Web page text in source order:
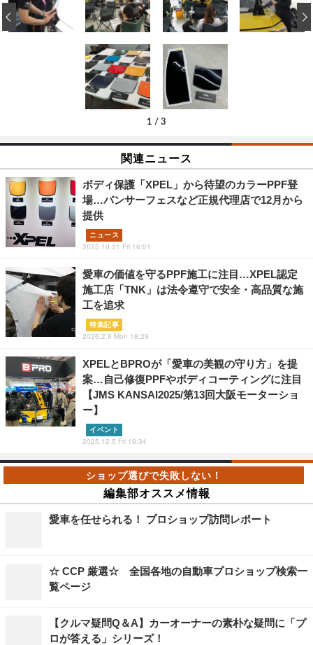
1 / 3
‹
関連ニュース
ボディ保護「XPEL」から待望のカラーPPF登
場…パンサーフェスなど正規代理店で12月から
提供
ニュース
2025.10.31 Fri 16:01
愛車の価値を守るPPF施工に注目…XPEL認定
施工店「TNK」は法令遵守で安全・高品質な施
工を追求
特集記事
2026.2.9 Mon 18:29
XPELとBPROが「愛車の美観の守り方」を提
案…自己修復PPFやボディコーティングに注目
【JMS KANSAI2025/第13回大阪モーターショ
ー】
イベント
2025.12.5 Fri 19:34
編集部オススメ情報
愛車を任せられる！ プロショップ訪問レポート
☆ CCP 厳選☆ 全国各地の自動車プロショップ検索一
覧ページ
【クルマ疑問Q＆A】カーオーナーの素朴な疑問に「プ
ロが答える」シリーズ！